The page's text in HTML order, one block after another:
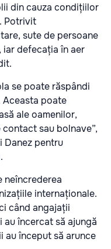
din cauza condițiilor
Potrivit
sute de persoane
iar defecația în aer
se poate răspândi
Aceasta poate
ale oamenilor,
sau bolnave”,
Danez pentru
neîncrederea
internaționale.
când angajații
încercat să ajungă
început să arunce